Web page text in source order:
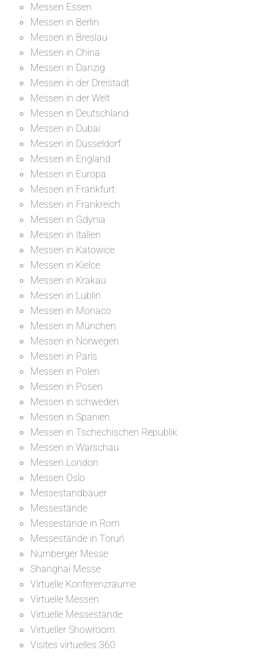
Messen Essen
Messen in Berlin
Messen in Breslau
Messen in China
Messen in Danzig
Messen in der Dreistadt
Messen in der Welt
Messen in Deutschland
Messen in Dubai
Messen in Düsseldorf
Messen in England
Messen in Europa
Messen in Frankfurt
Messen in Frankreich
Messen in Gdynia
Messen in Italien
Messen in Katowice
Messen in Kielce
Messen in Krakau
Messen in Lublin
Messen in Monaco
Messen in München
Messen in Norwegen
Messen in Paris
Messen in Polen
Messen in Posen
Messen in schweden
Messen in Spanien
Messen in Tschechischen Republik
Messen in Warschau
Messen London
Messen Oslo
Messestandbauer
Messestände
Messestände in Rom
Messestände in Toruń
Nürnberger Messe
Shanghai Messe
Virtuelle Konferenzräume
Virtuelle Messen
Virtuelle Messestände
Virtueller Showroom
Visites virtuelles 360